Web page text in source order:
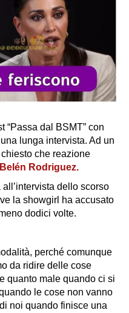
“Passa dal BSMT” con
lunga intervista. Ad un
che reazione
Belén Rodriguez.
dello scorso
la showgirl ha accusato
dodici volte.
perché comunque
da ridire delle cose
quanto male quando ci si
le cose non vanno
noi quando finisce una